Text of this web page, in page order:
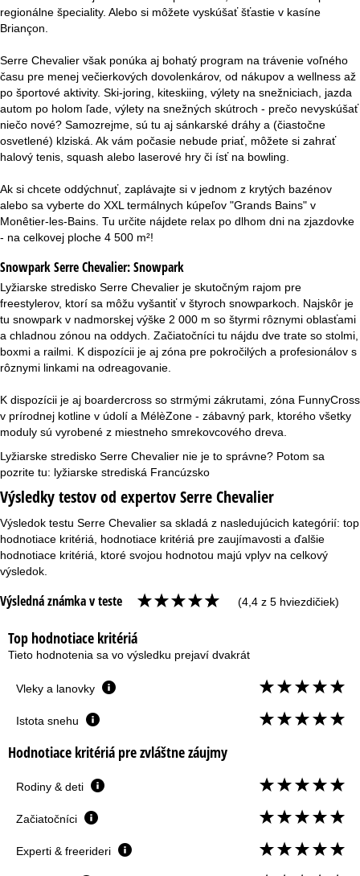
regionálne špeciality. Alebo si môžete vyskúšať šťastie v kasíne
Briançon.
Serre Chevalier však ponúka aj bohatý program na trávenie voľného
času pre menej večierkových dovolenkárov, od nákupov a wellness až
po športové aktivity. Ski-joring, kiteskiing, výlety na snežniciach, jazda
autom po holom ľade, výlety na snežných skútroch - prečo nevyskúšať
niečo nové? Samozrejme, sú tu aj sánkarské dráhy a (čiastočne
osvetlené) klziská. Ak vám počasie nebude priať, môžete si zahrať
halový tenis, squash alebo laserové hry či ísť na bowling.
Ak si chcete oddýchnuť, zaplávajte si v jednom z krytých bazénov
alebo sa vyberte do XXL termálnych kúpeľov "Grands Bains" v
Monêtier-les-Bains. Tu určite nájdete relax po dlhom dni na zjazdovke
- na celkovej ploche 4 500 m²!
Snowpark Serre Chevalier:Snowpark
Lyžiarske stredisko Serre Chevalier je skutočným rajom pre
freestylerov, ktorí sa môžu vyšantiť v štyroch snowparkoch. Najskôr je
tu snowpark v nadmorskej výške 2 000 m so štyrmi rôznymi oblasťami
a chladnou zónou na oddych. Začiatočníci tu nájdu dve trate so stolmi,
boxmi a railmi. K dispozícii je aj zóna pre pokročilých a profesionálov s
rôznymi linkami na odreagovanie.
K dispozícii je aj boardercross so strmými zákrutami, zóna FunnyCross
v prírodnej kotline v údolí a MélèZone - zábavný park, ktorého všetky
moduly sú vyrobené z miestneho smrekovcového dreva.
Lyžiarske stredisko Serre Chevalier nie je to správne? Potom sa
pozrite tu: lyžiarske strediská Francúzsko
Výsledky testov od expertov Serre Chevalier
Výsledok testu Serre Chevalier sa skladá z nasledujúcich kategórií: top
hodnotiace kritériá, hodnotiace kritériá pre zaujímavosti a ďalšie
hodnotiace kritériá, ktoré svojou hodnotou majú vplyv na celkový
výsledok.
Výsledná známka v teste (4,4 z 5 hviezdičiek)
Top hodnotiace kritériá
Tieto hodnotenia sa vo výsledku prejaví dvakrát
Vleky a lanovky
Istota snehu
Hodnotiace kritériá pre zvláštne záujmy
Rodiny & deti
Začiatočníci
Experti & freerideri